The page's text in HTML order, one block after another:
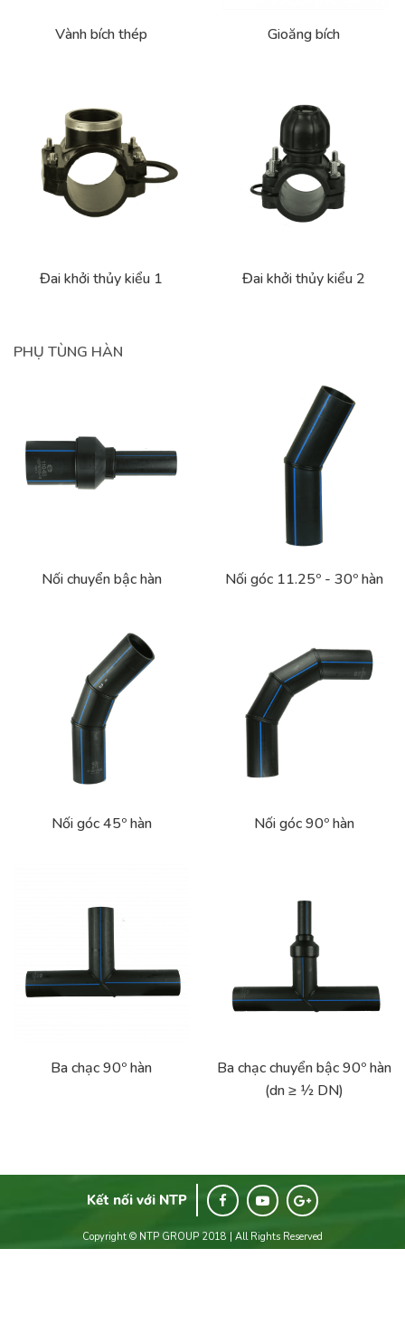
Vành bích thép Gioăng bích
Đai khởi thủy kiểu 1 Đai khởi thủy kiểu 2
PHỤ TÙNG HÀN
Nối chuyển bậc hàn Nối góc 11.25º - 30º hàn
Nối góc 45º hàn Nối góc 90º hàn
Ba chạc 90º hàn
Ba chạc chuyển bậc 90º hàn
(dn ≥ 1⁄2 DN)
Kết nối với NTP
Copyright © NTP GROUP 2018 | All Rights Reserved